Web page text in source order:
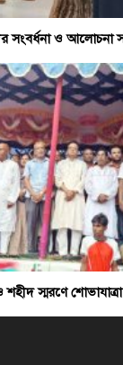
সংবর্ধনা ও আলোচনা
শহীদ স্মরণে